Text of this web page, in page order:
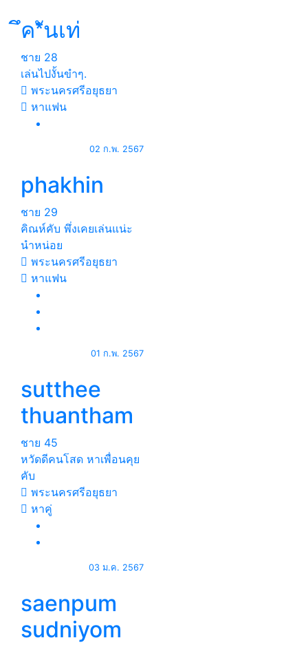
ึค*ันเท่
ชาย 28
เล่นไปงั้นขำๆ.
พระนครศรีอยุธยา
หาแฟน
02 ก.พ. 2567
phakhin
ชาย 29
คิณห์คับ พึ่งเคยเล่นแน่ะ
นำหน่อย
พระนครศรีอยุธยา
หาแฟน
01 ก.พ. 2567
sutthee
thuantham
ชาย 45
หวัดดีคนโสด หาเพื่อนคุย
คับ
พระนครศรีอยุธยา
หาคู่
03 ม.ค. 2567
saenpum
sudniyom